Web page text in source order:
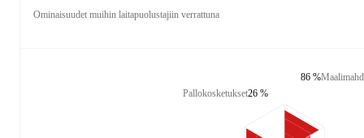
Ominaisuudet muihin laitapuolustajiin verrattuna
Pallokosketukset26 %
86 %